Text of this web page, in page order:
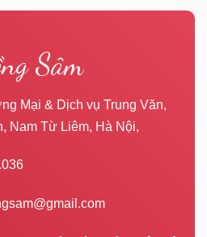
Sâm
Mại & Dịch vụ Trung Văn,
Nam Từ Liêm, Hà Nội,